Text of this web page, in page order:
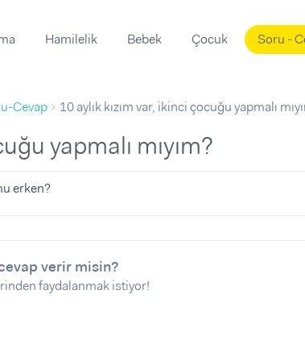
Hamilelik Bebek Çocuk Soru -
Cevap 10 aylık kızım var, ikinci çocuğu yapmalı
yapmalı mıyım?
erken?
verir misin?
faydalanmak istiyor!